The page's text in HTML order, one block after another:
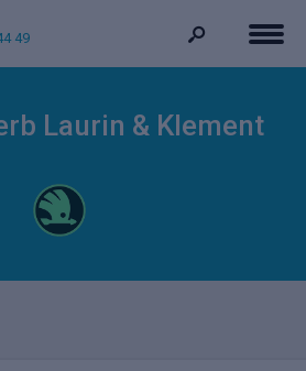
49
Laurin & Klement